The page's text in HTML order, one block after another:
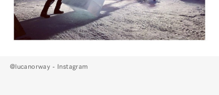
@lucanorway - Instagram